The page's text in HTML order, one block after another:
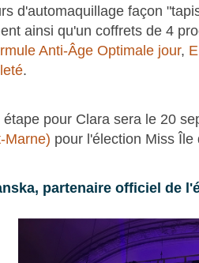
d'automaquillage façon
ainsi qu'un coffrets de 4
Anti-Âge Optimale jour,
.
étape pour Clara sera le 20
Marne) pour l'élection Miss
partenaire officiel de